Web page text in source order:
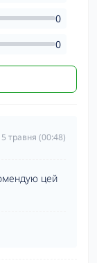
0
0
травня (00:48)
цей